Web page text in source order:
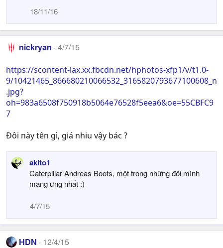
18/11/16
nickryan 4/7/15
https://scontent-lax.xx.fbcdn.net/hphotos-xfp1/v/t1.0-
9/10421465_866680210066532_3165820793677100608_n
.jpg?
oh=983a6508f750918b5064e76528f5eea6&oe=55CBFC9
7
Đôi này tên gì, giá nhiu vậy bác ?
akito1
Caterpillar Andreas Boots, một trong những đôi mình
mang ưng nhất :)
4/7/15
HDN 12/4/15